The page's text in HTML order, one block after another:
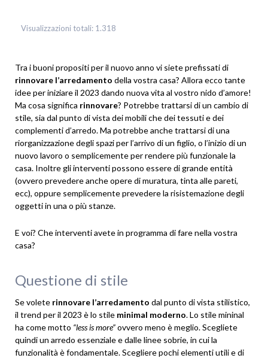
Visualizzazioni totali: 1.318
Tra i buoni propositi per il nuovo anno vi siete prefissati di
rinnovare l’arredamento della vostra casa? Allora ecco tante
idee per iniziare il 2023 dando nuova vita al vostro nido d’amore!
Ma cosa significa rinnovare? Potrebbe trattarsi di un cambio di
stile, sia dal punto di vista dei mobili che dei tessuti e dei
complementi d’arredo. Ma potrebbe anche trattarsi di una
riorganizzazione degli spazi per l’arrivo di un figlio, o l’inizio di un
nuovo lavoro o semplicemente per rendere più funzionale la
casa. Inoltre gli interventi possono essere di grande entità
(ovvero prevedere anche opere di muratura, tinta alle pareti,
ecc), oppure semplicemente prevedere la risistemazione degli
oggetti in una o più stanze.
E voi? Che interventi avete in programma di fare nella vostra
casa?
Questione di stile
Se volete rinnovare l’arredamento dal punto di vista stilistico,
il trend per il 2023 è lo stile minimal moderno. Lo stile mininal
ha come motto “less is more”ovvero meno è meglio. Scegliete
quindi un arredo essenziale e dalle linee sobrie, in cui la
funzionalità è fondamentale. Scegliere pochi elementi utili e di